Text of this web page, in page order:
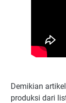
Demikian
produksi dari